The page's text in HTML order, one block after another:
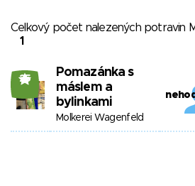
Celkový počet nalezených potravin
1
25
Pomazánka s
máslem a
bylinkami
Molkerei Wagenfeld